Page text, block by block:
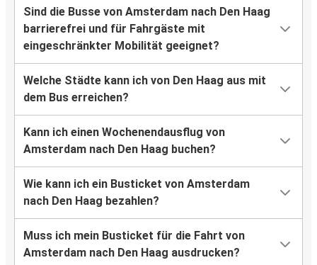
Sind die Busse von Amsterdam nach Den Haag
barrierefrei und für Fahrgäste mit
eingeschränkter Mobilität geeignet?
Welche Städte kann ich von Den Haag aus mit
dem Bus erreichen?
Kann ich einen Wochenendausflug von
Amsterdam nach Den Haag buchen?
Wie kann ich ein Busticket von Amsterdam
nach Den Haag bezahlen?
Muss ich mein Busticket für die Fahrt von
Amsterdam nach Den Haag ausdrucken?